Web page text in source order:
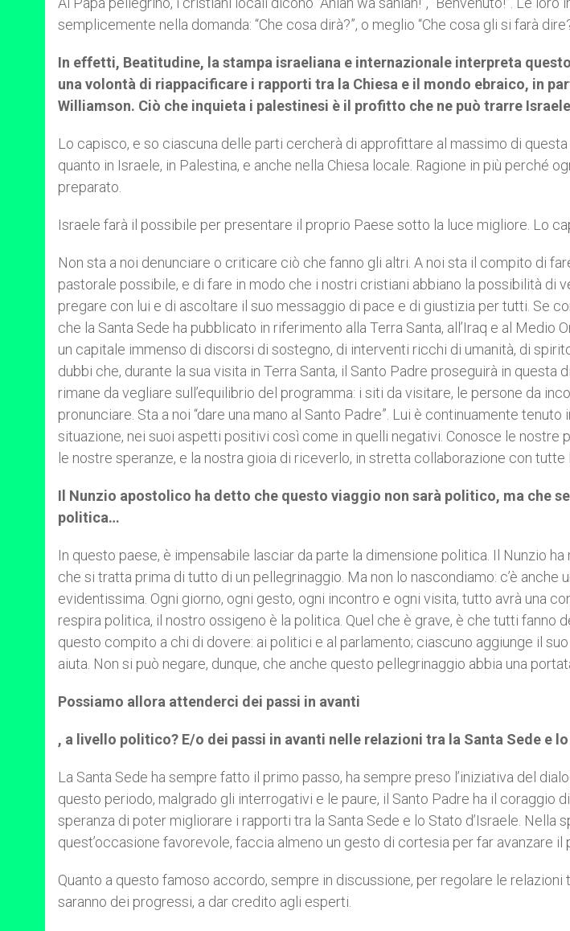
semplicemente nella domanda: “Che cosa dirà?”, o meglio “Che cosa gli si farà
In effetti, Beatitudine, la stampa israeliana e internazionale interpreta
una volontà di riappacificare i rapporti tra la Chiesa e il mondo ebraico, in
Williamson. Ciò che inquieta i palestinesi è il profitto che ne può trarre
Lo capisco, e so ciascuna delle parti cercherà di approfittare al massimo di questa
quanto in Israele, in Palestina, e anche nella Chiesa locale. Ragione in più perché
preparato.
Israele farà il possibile per presentare il proprio Paese sotto la luce migliore. Lo
Non sta a noi denunciare o criticare ciò che fanno gli altri. A noi sta il compito di
pastorale possibile, e di fare in modo che i nostri cristiani abbiano la possibilità di
pregare con lui e di ascoltare il suo messaggio di pace e di giustizia per tutti. Se
che la Santa Sede ha pubblicato in riferimento alla Terra Santa, all’Iraq e al Medio
un capitale immenso di discorsi di sostegno, di interventi ricchi di umanità, di
dubbi che, durante la sua visita in Terra Santa, il Santo Padre proseguirà in questa
rimane da vegliare sull’equilibrio del programma: i siti da visitare, le persone da
pronunciare. Sta a noi “dare una mano al Santo Padre”. Lui è continuamente
situazione, nei suoi aspetti positivi così come in quelli negativi. Conosce le nostre
le nostre speranze, e la nostra gioia di riceverlo, in stretta collaborazione con tutte
Il Nunzio apostolico ha detto che questo viaggio non sarà politico, ma che
politica…
In questo paese, è impensabile lasciar da parte la dimensione politica. Il Nunzio
che si tratta prima di tutto di un pellegrinaggio. Ma non lo nascondiamo: c’è anche
evidentissima. Ogni giorno, ogni gesto, ogni incontro e ogni visita, tutto avrà una
respira politica, il nostro ossigeno è la politica. Quel che è grave, è che tutti fanno
questo compito a chi di dovere: ai politici e al parlamento; ciascuno aggiunge il
aiuta. Non si può negare, dunque, che anche questo pellegrinaggio abbia una
Possiamo allora attenderci dei passi in avanti
, a livello politico? E/o dei passi in avanti nelle relazioni tra la Santa Sede e
La Santa Sede ha sempre fatto il primo passo, ha sempre preso l’iniziativa del
questo periodo, malgrado gli interrogativi e le paure, il Santo Padre ha il coraggio
speranza di poter migliorare i rapporti tra la Santa Sede e lo Stato d’Israele. Nella
quest’occasione favorevole, faccia almeno un gesto di cortesia per far avanzare il
Quanto a questo famoso accordo, sempre in discussione, per regolare le relazioni
saranno dei progressi, a dar credito agli esperti.